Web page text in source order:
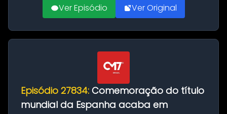
Ver Episódio Ver Original
Episódio 27834: Comemoração do título
mundial da Espanha acaba em